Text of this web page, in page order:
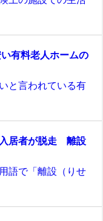
有料老人ホームの
と言われている有
入居者が脱走 離設
語で「離設（りせ